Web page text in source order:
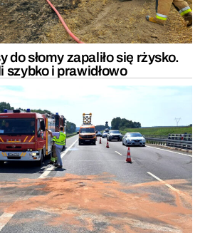
do słomy zapaliło się rżysko.
szybko i prawidłowo